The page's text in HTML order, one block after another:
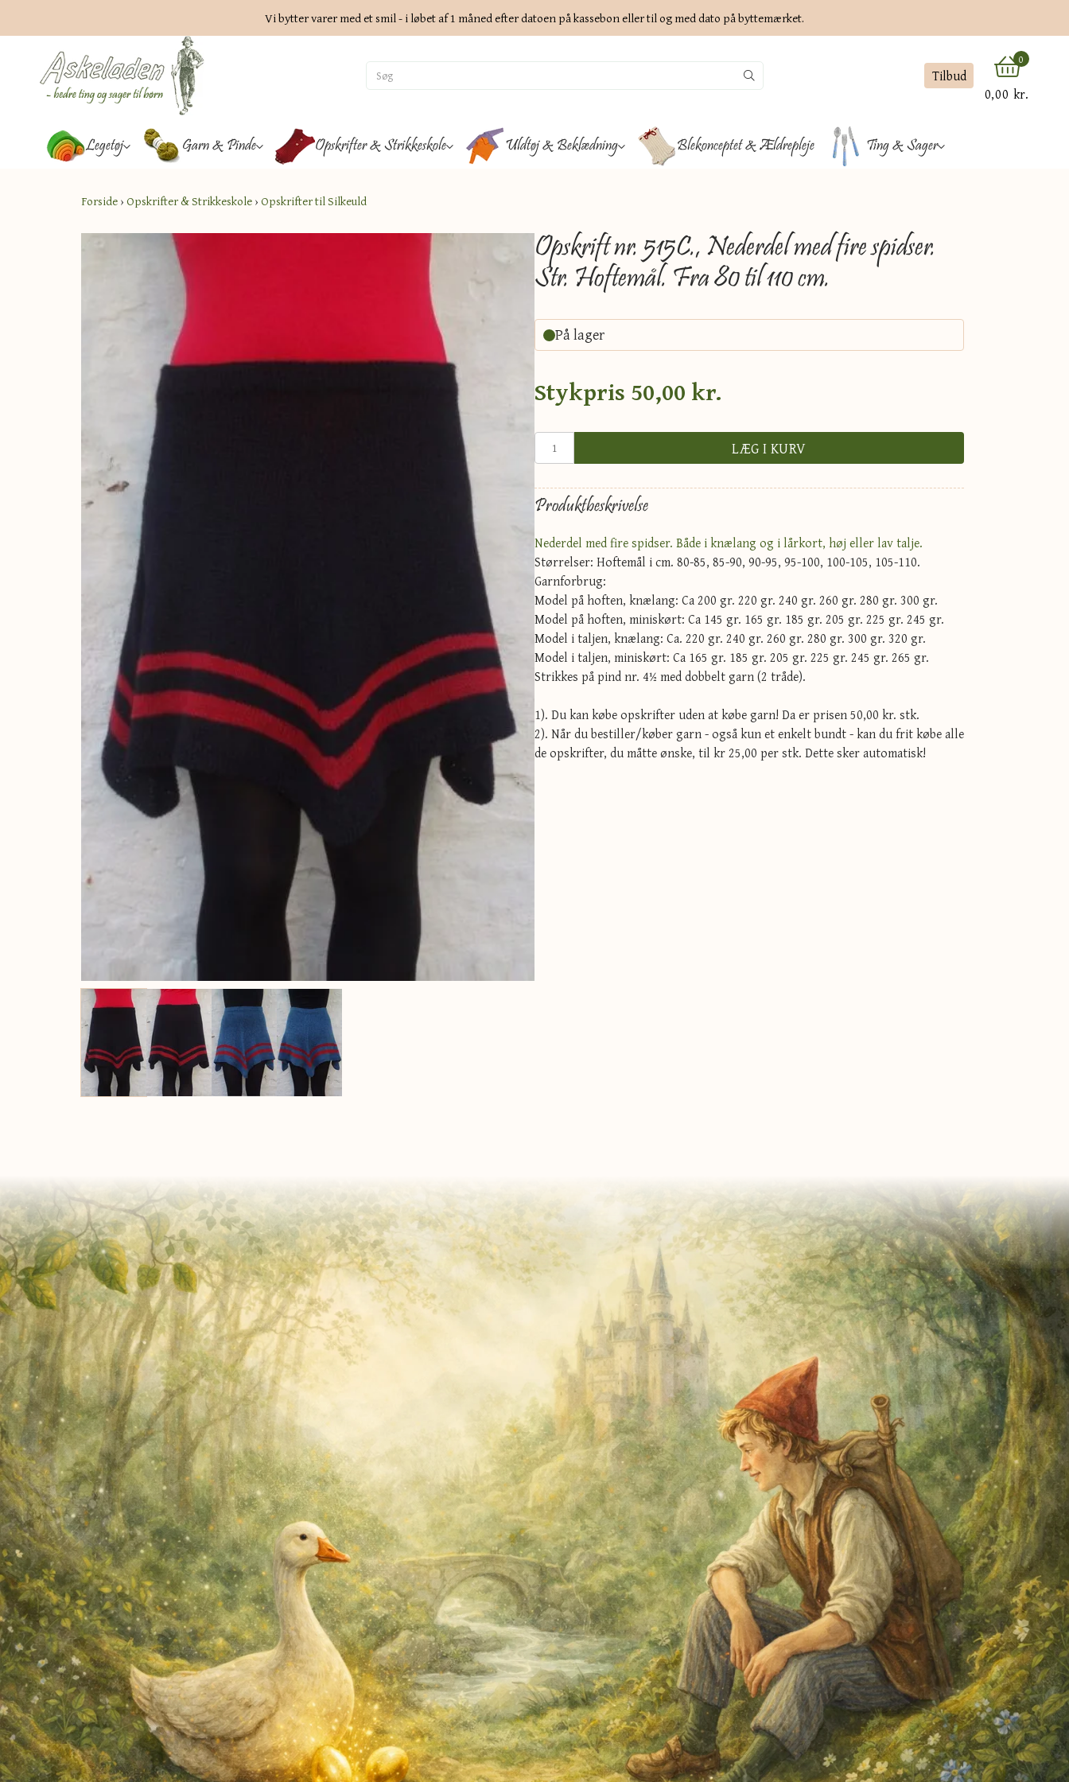
Vi bytter varer med et smil - i løbet af 1 måned efter datoen på kassebon eller til og med dato på byttemærket.
Tilbud
0
0,00 kr.
Legetøj Garn & Pinde Opskrifter & Strikkeskole Uldtøj & Beklædning Blekonceptet & Ældrepleje Ting & Sager
Forside›Opskrifter & Strikkeskole›Opskrifter til Silkeuld
Opskrift nr. 515C., Nederdel med fire spidser.
Str. Hoftemål. Fra 80 til 110 cm.
På lager
Stykpris 50,00 kr.
LÆG I KURV
Produktbeskrivelse
Nederdel med fire spidser. Både i knælang og i lårkort, høj eller lav talje.
Størrelser: Hoftemål i cm. 80-85, 85-90, 90-95, 95-100, 100-105, 105-110.
Garnforbrug:
Model på hoften, knælang: Ca 200 gr. 220 gr. 240 gr. 260 gr. 280 gr. 300 gr.
Model på hoften, miniskørt: Ca 145 gr. 165 gr. 185 gr. 205 gr. 225 gr. 245 gr.
Model i taljen, knælang: Ca. 220 gr. 240 gr. 260 gr. 280 gr. 300 gr. 320 gr.
Model i taljen, miniskørt: Ca 165 gr. 185 gr. 205 gr. 225 gr. 245 gr. 265 gr.
Strikkes på pind nr. 4½ med dobbelt garn (2 tråde).
1). Du kan købe opskrifter uden at købe garn! Da er prisen 50,00 kr. stk.
2). Når du bestiller/køber garn - også kun et enkelt bundt - kan du frit købe alle
de opskrifter, du måtte ønske, til kr 25,00 per stk. Dette sker automatisk!